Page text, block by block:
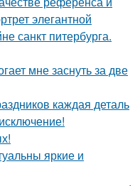
элегантной
санкт питербурга.
мне заснуть за две
каждая деталь
яркие и